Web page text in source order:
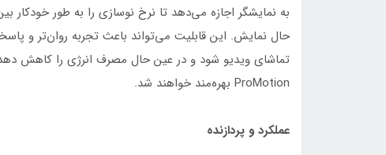
حال نمایش. این قابلیت می‌تواند باعث تجربه روان‌تر و
ProMotion بهره‌مند خواهند شد.
عملکرد و پردازنده